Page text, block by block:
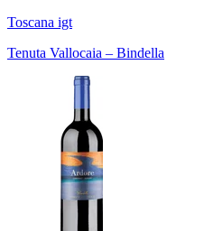
Toscana igt
Tenuta Vallocaia – Bindella